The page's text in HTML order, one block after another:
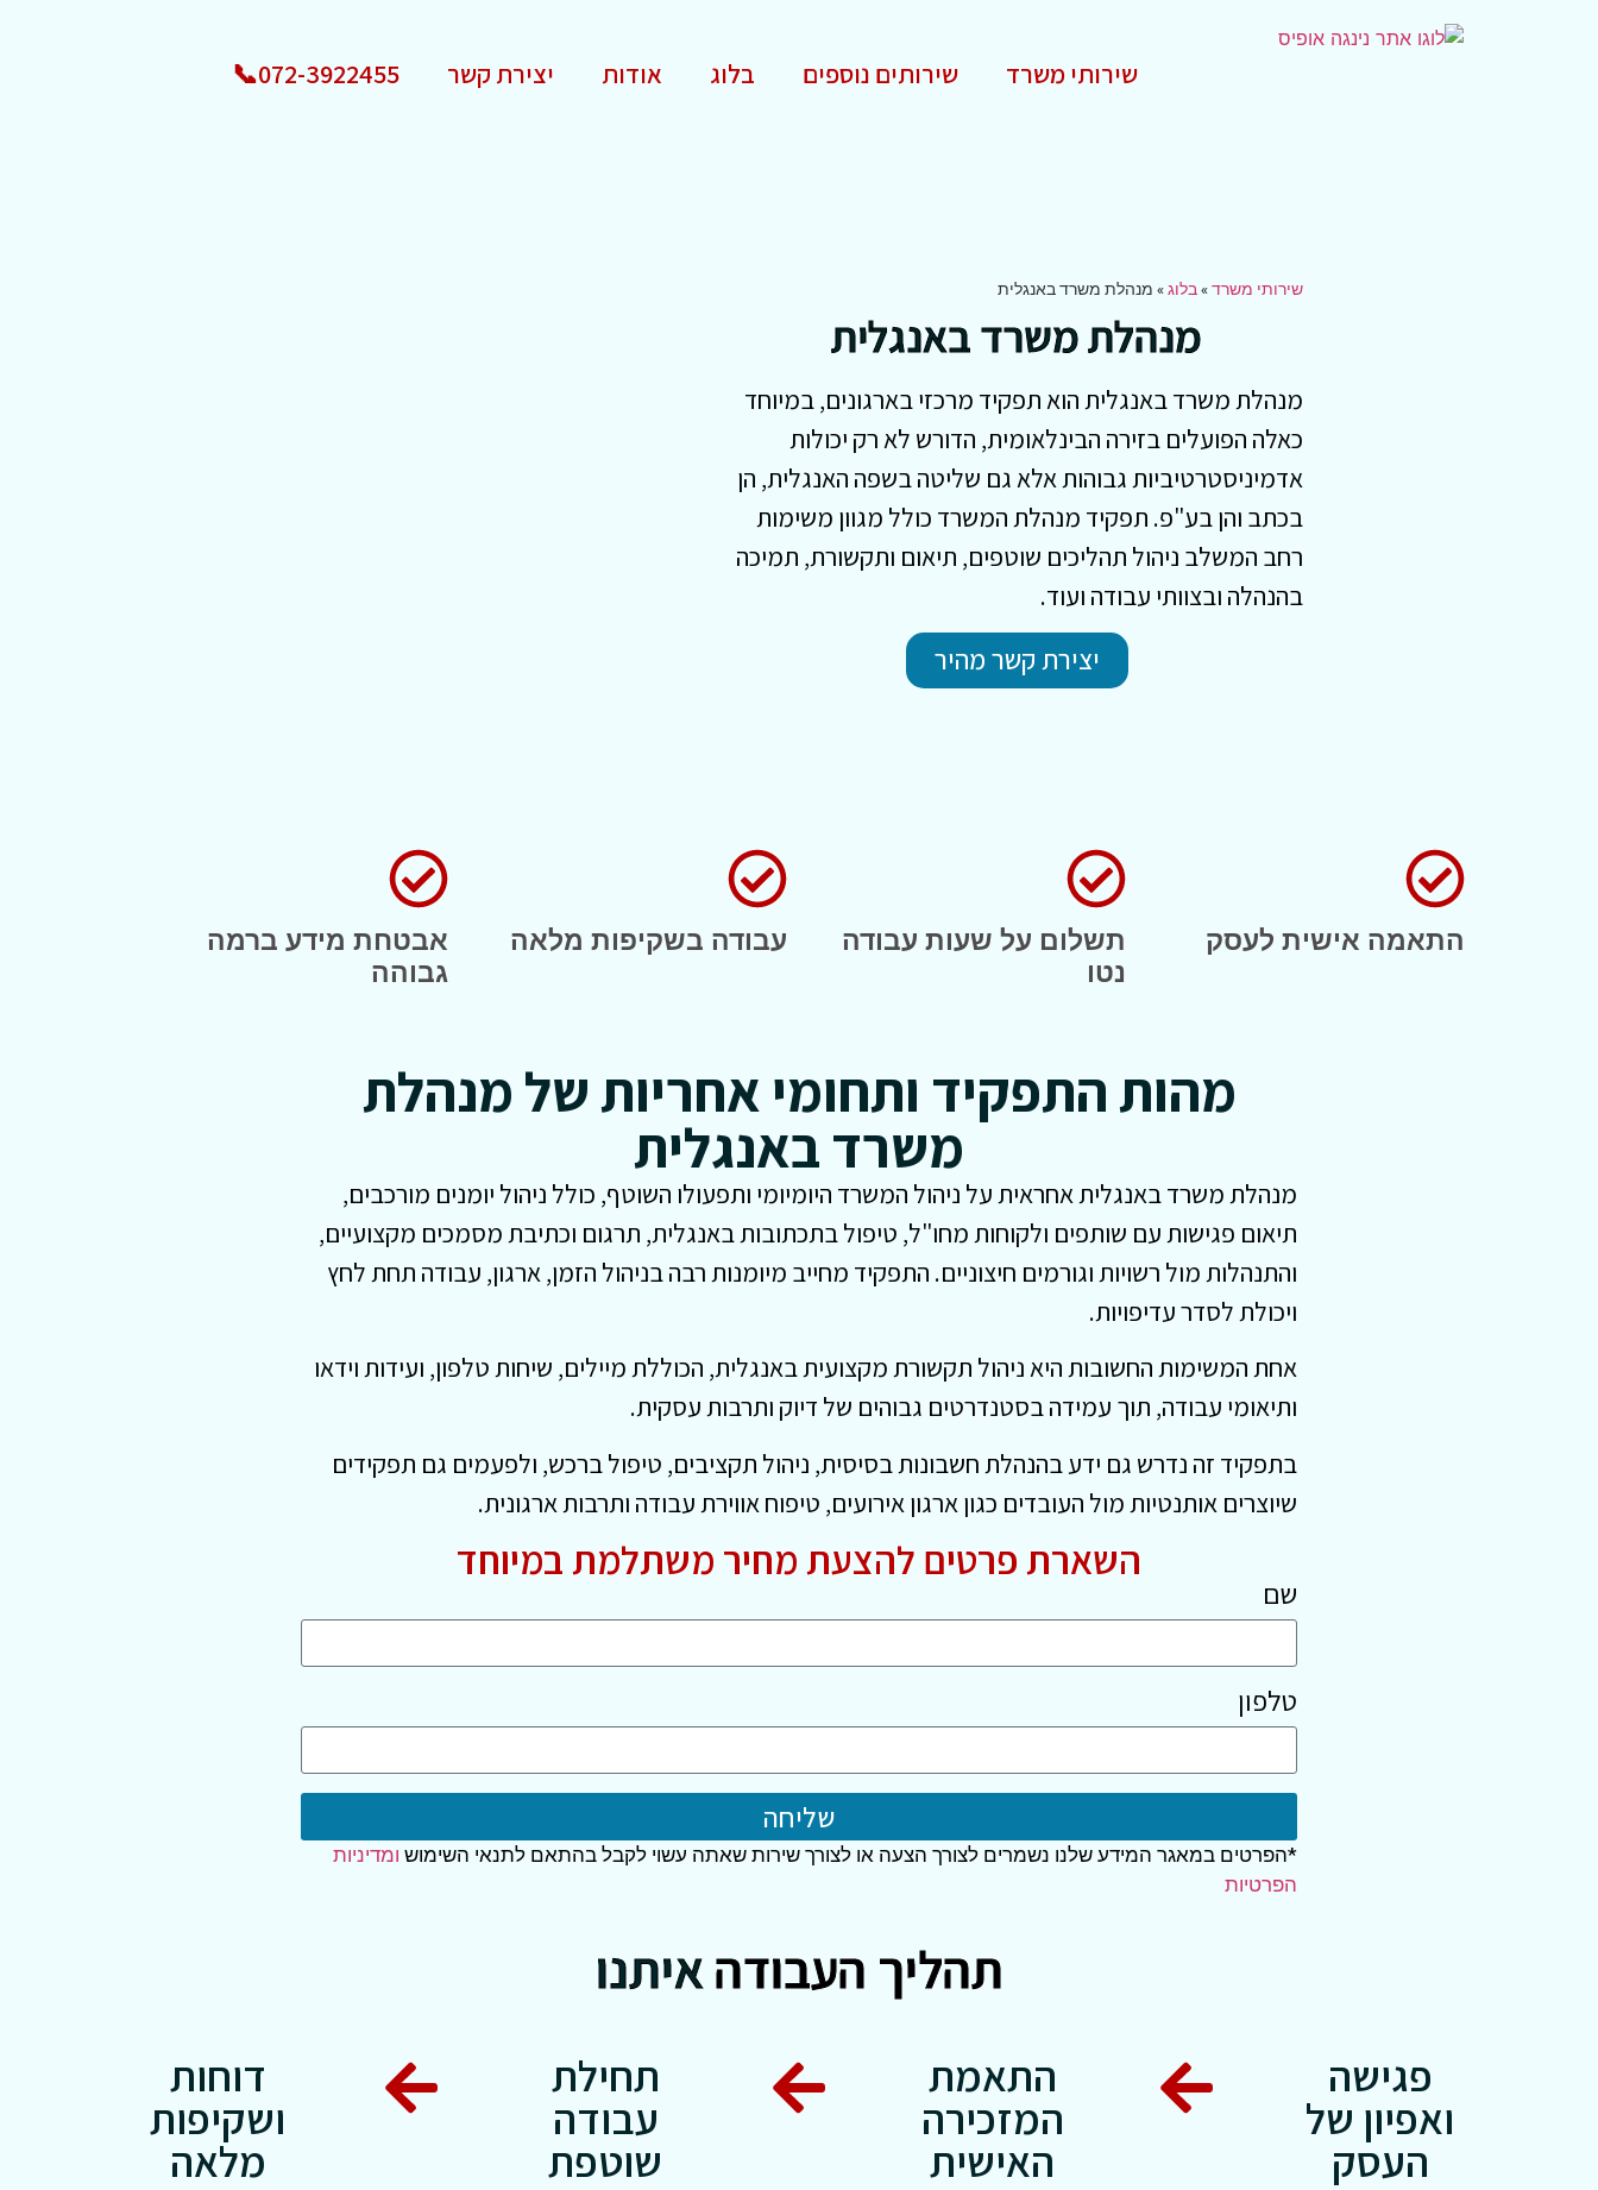
שירותי משרד שירותים נוספים בלוג אודות יצירת קשר 072-3922455📞
שירותי משרד»בלוג» מנהלת משרד באנגלית
מנהלת משרד באנגלית
מנהלת משרד באנגלית הוא תפקיד מרכזי בארגונים, במיוחד
כאלה הפועלים בזירה הבינלאומית, הדורש לא רק יכולות
אדמיניסטרטיביות גבוהות אלא גם שליטה בשפה האנגלית, הן
בכתב והן בע"פ. תפקיד מנהלת המשרד כולל מגוון משימות
רחב המשלב ניהול תהליכים שוטפים, תיאום ותקשורת, תמיכה
בהנהלה ובצוותי עבודה ועוד.
יצירת קשר מהיר
התאמה אישית לעסק
תשלום על שעות עבודה
נטו
עבודה בשקיפות מלאה
אבטחת מידע ברמה
גבוהה
מהות התפקיד ותחומי אחריות של מנהלת
משרד באנגלית
מנהלת משרד באנגלית אחראית על ניהול המשרד היומיומי ותפעולו השוטף, כולל ניהול יומנים מורכבים,
תיאום פגישות עם שותפים ולקוחות מחו"ל, טיפול בתכתובות באנגלית, תרגום וכתיבת מסמכים מקצועיים,
והתנהלות מול רשויות וגורמים חיצוניים. התפקיד מחייב מיומנות רבה בניהול הזמן, ארגון, עבודה תחת לחץ
ויכולת לסדר עדיפויות.
אחת המשימות החשובות היא ניהול תקשורת מקצועית באנגלית, הכוללת מיילים, שיחות טלפון, ועידות וידאו
ותיאומי עבודה, תוך עמידה בסטנדרטים גבוהים של דיוק ותרבות עסקית.
בתפקיד זה נדרש גם ידע בהנהלת חשבונות בסיסית, ניהול תקציבים, טיפול ברכש, ולפעמים גם תפקידים
שיוצרים אותנטיות מול העובדים כגון ארגון אירועים, טיפוח אווירת עבודה ותרבות ארגונית.
השארת פרטים להצעת מחיר משתלמת במיוחד
שם
טלפון
שליחה
*הפרטים במאגר המידע שלנו נשמרים לצורך הצעה או לצורך שירות שאתה עשוי לקבל בהתאם לתנאי השימוש ומדיניות
הפרטיות
תהליך העבודהאיתנו
פגישה
ואפיון של
העסק
התאמת
המזכירה
האישית
תחילת
עבודה
שוטפת
דוחות
ושקיפות
מלאה